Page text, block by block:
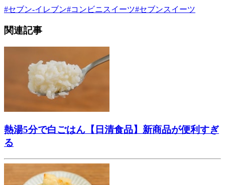
#セブン-イレブン#コンビニスイーツ#セブンスイーツ
関連記事
熱湯5分で白ごはん【日清食品】新商品が便利すぎ
る